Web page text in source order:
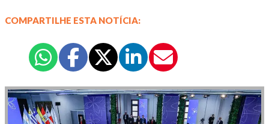
COMPARTILHE ESTA NOTÍCIA: